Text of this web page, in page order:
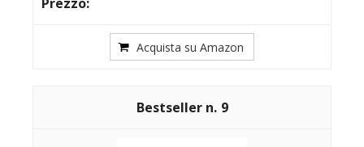
Acquista su Amazon
9